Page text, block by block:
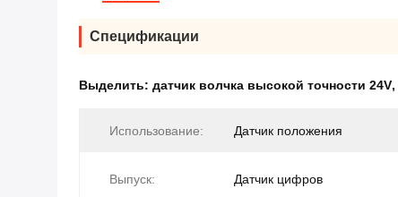
Спецификации
Выделить: датчик волчка высокой точности 24V,
Использование: Датчик положения
Выпуск: Датчик цифров